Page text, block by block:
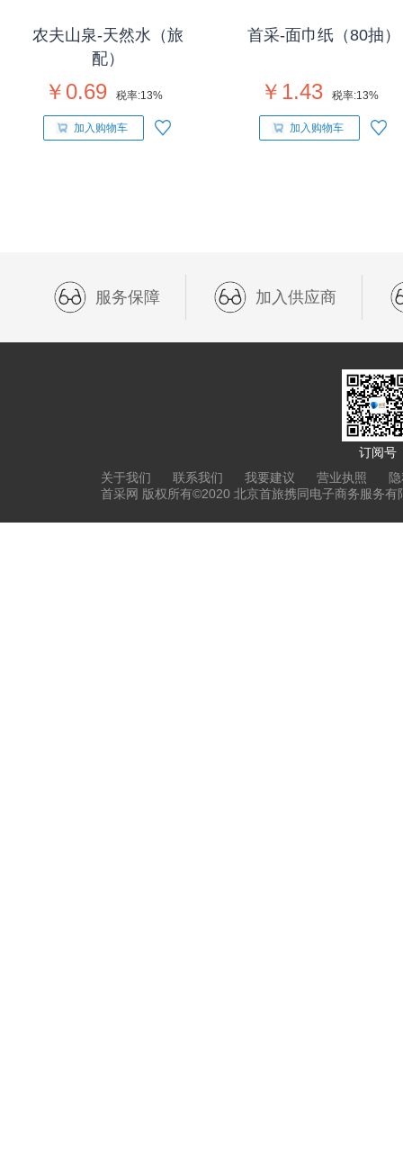
农夫山泉-天然水（旅
配）
￥0.69 税率:13%
加入购物车
首采-面巾纸（80抽）
￥1.43 税率:13%
加入购物车
服务保障 加入供应商
订阅号
关于我们
联系我们 我要建议 营业执照
首采网 版权所有©2020 北京首旅携同电子商务服务有